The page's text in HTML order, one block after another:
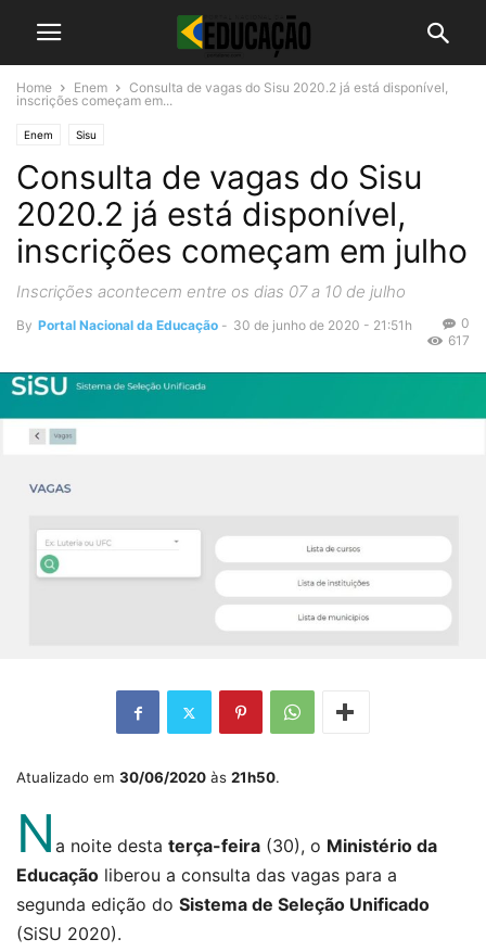
Home Enem
Consulta de vagas do Sisu 2020.2 já está disponível,
inscrições começam em...
Enem Sisu
Consulta de vagas do Sisu
2020.2 já está disponível,
inscrições começam em julho
Inscrições acontecem entre os dias 07 a 10 de julho
By Portal Nacional da Educação - 30 de junho de 2020 - 21:51h
0
617
Atualizado em 30/06/2020 às 21h50.
N a noite desta terça-feira (30), o Ministério da
Educação liberou a consulta das vagas para a
segunda edição do Sistema de Seleção Unificado
(SiSU 2020).